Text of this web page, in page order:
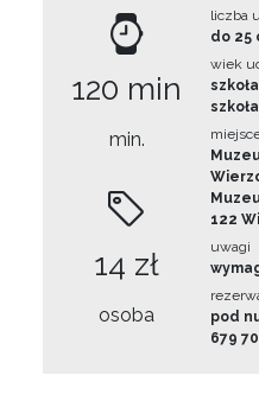
120 min
min.
14 zł
osoba
liczba
do 25
wiek
122
uwagi
pod
679